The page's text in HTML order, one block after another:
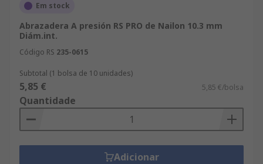
Em stock
Abrazadera A presión RS PRO de Nailon 10.3 mm
Diám.int.
Código RS 235-0615
Subtotal (1 bolsa de 10 unidades)
5,85 € 5,85 €/bolsa
Quantidade
Adicionar